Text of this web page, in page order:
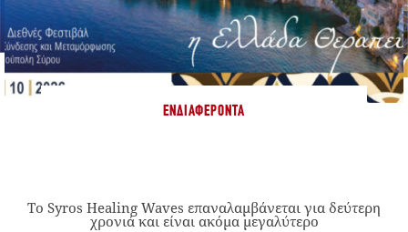
ΕΝΔΙΑΦΈΡΟΝΤΑ
Το Syros Healing Waves επαναλαμβάνεται για δεύτερη
χρονιά και είναι ακόμα μεγαλύτερο